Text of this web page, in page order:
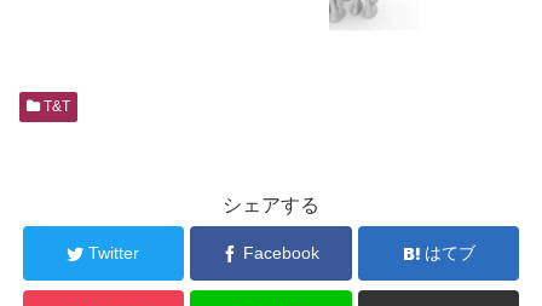
T&T
シェアする
Twitter Facebook はてブ